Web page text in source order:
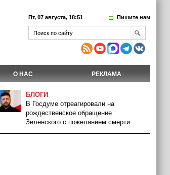
Пт, 07 августа, 18:51 Пишите нам
О НАС РЕКЛАМА
БЛОГИ
В Госдуме отреагировали на
рождественское обращение
Зеленского с пожеланием смерти